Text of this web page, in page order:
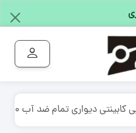
دیواری تمام ضد آب ۴۰*۶۰ کاسه طوسی گاتریا